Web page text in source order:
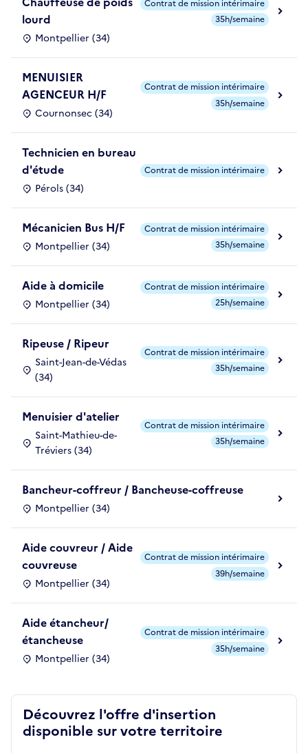
lourd
Montpellier (34)
Contrat de mission intérimaire
35h/semaine
MENUISIER
AGENCEUR H/F
Cournonsec (34)
Contrat de mission intérimaire
35h/semaine
Technicien en bureau
d'étude
Pérols (34)
Contrat de mission intérimaire
Mécanicien Bus H/F
Montpellier (34)
Contrat de mission intérimaire
35h/semaine
Aide à domicile
Montpellier (34)
Contrat de mission intérimaire
25h/semaine
Ripeuse / Ripeur
Saint-Jean-de-Védas
(34)
Contrat de mission intérimaire
35h/semaine
Menuisier d'atelier
Saint-Mathieu-de-
Tréviers (34)
Contrat de mission intérimaire
35h/semaine
Bancheur-coffreur / Bancheuse-coffreuse
Montpellier (34)
Aide couvreur / Aide
couvreuse
Montpellier (34)
Contrat de mission intérimaire
39h/semaine
Aide étancheur/
étancheuse
Montpellier (34)
Contrat de mission intérimaire
35h/semaine
Découvrez l'offre d'insertion
disponible sur votre territoire